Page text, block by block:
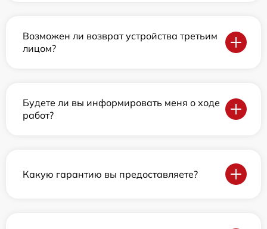
Возможен ли возврат устройства третьим
лицом?
Будете ли вы информировать меня о ходе
работ?
Какую гарантию вы предоставляете?